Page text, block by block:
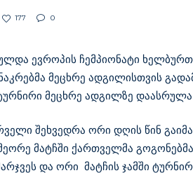
177 0
ევროპის ჩემპიონატი
მეცხრე ადგილისთვის
მეცხრე ადგილზე
შეხვედრა ორი დღის წინ
მატჩში ქართველმა
და ორი მატჩის ჯამში